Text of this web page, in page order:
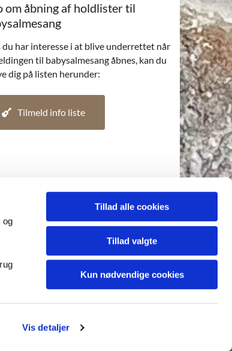
og
Vis detaljer
Tillad alle cookies
Tillad valgte
Kun nødvendige cookies
om åbning af holdlister til
du har interesse i at blive underrettet når
til babysalmesang åbnes, kan du
dig på listen herunder:
Tilmeld info liste